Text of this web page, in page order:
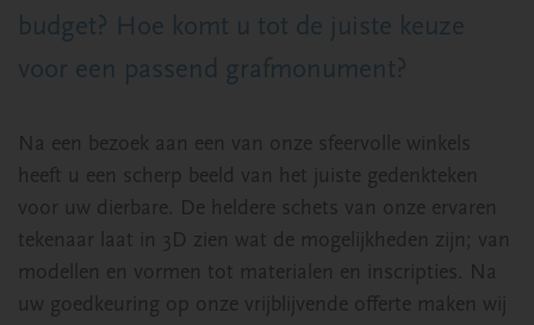
budget? Hoe komt u tot de juiste keuze
voor een passend grafmonument?
Na een bezoek aan een van onze sfeervolle winkels
heeft u een scherp beeld van het juiste gedenkteken
voor uw dierbare. De heldere schets van onze ervaren
tekenaar laat in 3D zien wat de mogelijkheden zijn; van
modellen en vormen tot materialen en inscripties. Na
uw goedkeuring op onze vrijblijvende offerte maken wij